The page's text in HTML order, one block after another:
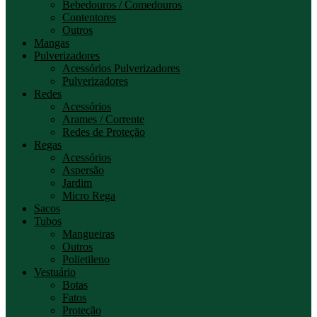
Bebedouros / Comedouros
Contentores
Outros
Mangas
Pulverizadores
Acessórios Pulverizadores
Pulverizadores
Redes
Acessórios
Arames / Corrente
Redes de Proteção
Regas
Acessórios
Aspersão
Jardim
Micro Rega
Sacos
Tubos
Mangueiras
Outros
Polietileno
Vestuário
Botas
Fatos
Proteção